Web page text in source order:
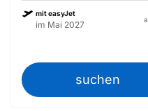
mit easyJet
im Mai 2027
suchen